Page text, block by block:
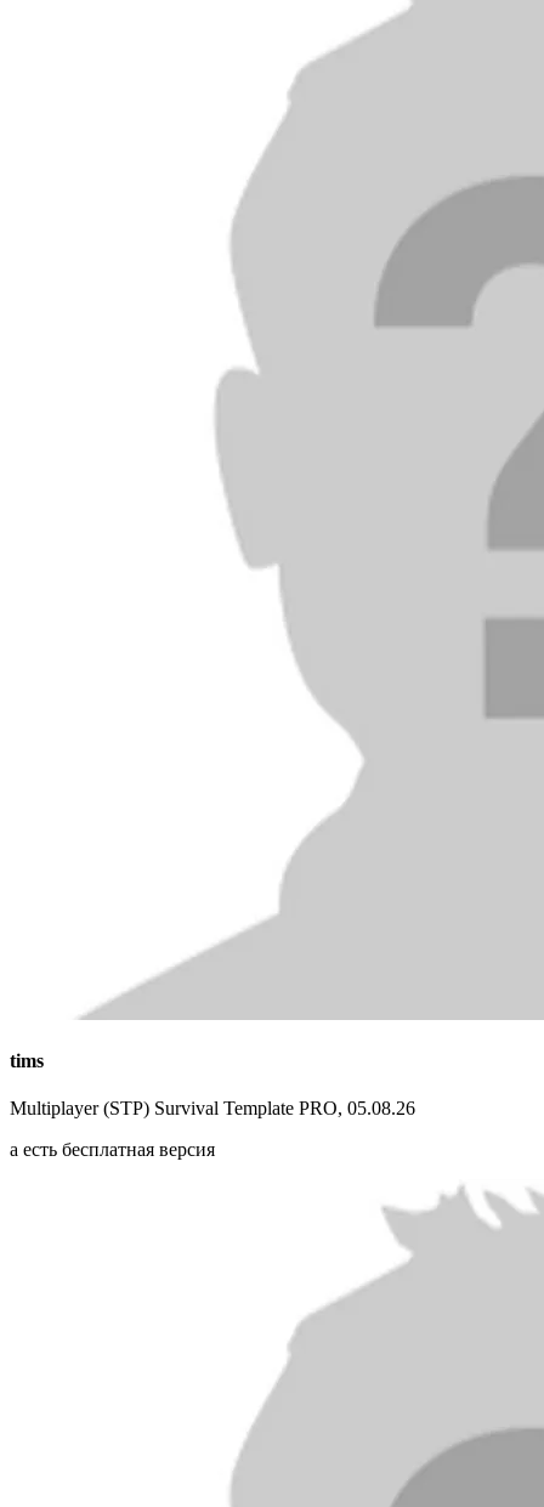
tims
Multiplayer (STP) Survival Template PRO, 05.08.26
а есть бесплатная версия